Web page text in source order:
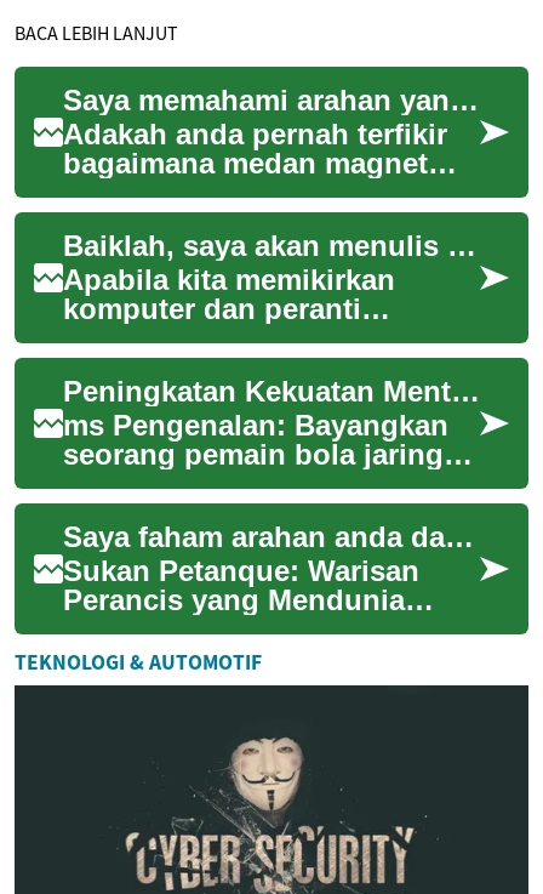
BACA LEBIH LANJUT
Saya memahami arahan yang diberikan dan akan menulis artikel dalam bahasa Melayu mengikut garis panduan yang ditetapkan. Berikut adalah artikel tersebut:
Adakah anda pernah terfikir
bagaimana medan magnet
boleh mempengaruhi
kesihatan kita? Bayangkan
satu kaedah rawatan y...
Baiklah, saya akan menulis artikel dalam bahasa Melayu mengikut garis panduan yang diberikan:
Apabila kita memikirkan
komputer dan peranti
elektronik, salah satu cabaran
utama yang sering dihadapi
ialah pengurus...
Peningkatan Kekuatan Mental dalam Sukan Bola Jaring
ms Pengenalan: Bayangkan
seorang pemain bola jaring
yang berdiri di garisan gol,
saat-saat terakhir perlawanan.
Tekan...
Saya faham arahan anda dan akan menulis artikel dalam bahasa Melayu mengikut garis panduan yang diberikan. Berikut adalah artikel tersebut:
Sukan Petanque: Warisan
Perancis yang Mendunia
Petanque, permainan bola
besi tradisional Perancis, kini
semakin menda...
TEKNOLOGI & AUTOMOTIF